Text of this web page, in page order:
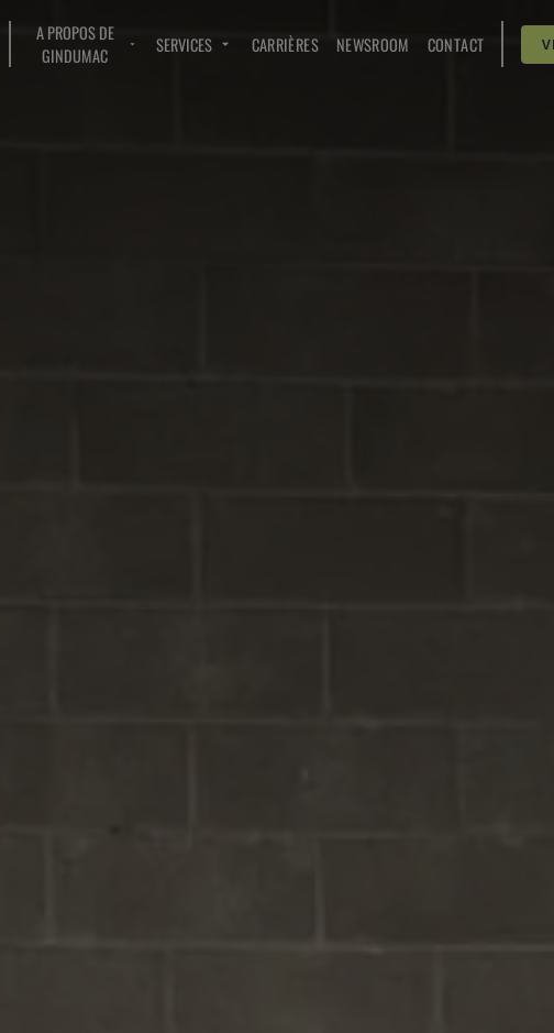
A PROPOS DE
GINDUMAC
SERVICES CARRIÈRES NEWSROOM CONTACT